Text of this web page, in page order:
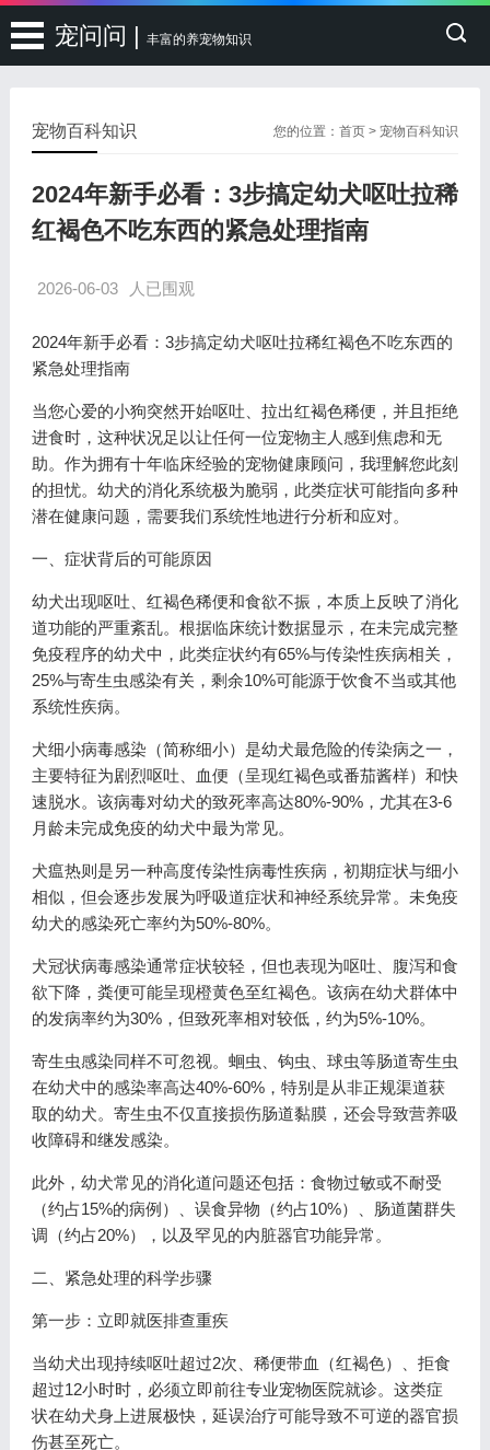
宠问问 | 丰富的养宠物知识
您的位置：首页 >宠物百科知识
宠物百科知识
2024年新手必看：3步搞定幼犬呕吐拉稀
红褐色不吃东西的紧急处理指南
2026-06-03 人已围观
2024年新手必看：3步搞定幼犬呕吐拉稀红褐色不吃东西的
紧急处理指南
当您心爱的小狗突然开始呕吐、拉出红褐色稀便，并且拒绝
进食时，这种状况足以让任何一位宠物主人感到焦虑和无
助。作为拥有十年临床经验的宠物健康顾问，我理解您此刻
的担忧。幼犬的消化系统极为脆弱，此类症状可能指向多种
潜在健康问题，需要我们系统性地进行分析和应对。
一、症状背后的可能原因
幼犬出现呕吐、红褐色稀便和食欲不振，本质上反映了消化
道功能的严重紊乱。根据临床统计数据显示，在未完成完整
免疫程序的幼犬中，此类症状约有65%与传染性疾病相关，
25%与寄生虫感染有关，剩余10%可能源于饮食不当或其他
系统性疾病。
犬细小病毒感染（简称细小）是幼犬最危险的传染病之一，
主要特征为剧烈呕吐、血便（呈现红褐色或番茄酱样）和快
速脱水。该病毒对幼犬的致死率高达80%-90%，尤其在3-6
月龄未完成免疫的幼犬中最为常见。
犬瘟热则是另一种高度传染性病毒性疾病，初期症状与细小
相似，但会逐步发展为呼吸道症状和神经系统异常。未免疫
幼犬的感染死亡率约为50%-80%。
犬冠状病毒感染通常症状较轻，但也表现为呕吐、腹泻和食
欲下降，粪便可能呈现橙黄色至红褐色。该病在幼犬群体中
的发病率约为30%，但致死率相对较低，约为5%-10%。
寄生虫感染同样不可忽视。蛔虫、钩虫、球虫等肠道寄生虫
在幼犬中的感染率高达40%-60%，特别是从非正规渠道获
取的幼犬。寄生虫不仅直接损伤肠道黏膜，还会导致营养吸
收障碍和继发感染。
此外，幼犬常见的消化道问题还包括：食物过敏或不耐受
（约占15%的病例）、误食异物（约占10%）、肠道菌群失
调（约占20%），以及罕见的内脏器官功能异常。
二、紧急处理的科学步骤
第一步：立即就医排查重疾
当幼犬出现持续呕吐超过2次、稀便带血（红褐色）、拒食
超过12小时时，必须立即前往专业宠物医院就诊。这类症
状在幼犬身上进展极快，延误治疗可能导致不可逆的器官损
伤甚至死亡。